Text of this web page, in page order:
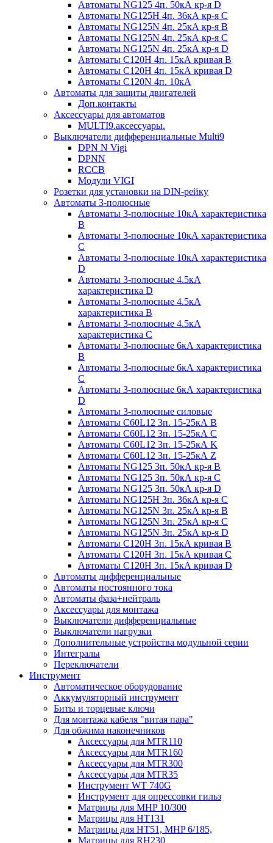
Автоматы NG125 4п. 50кА кр-я D
Автоматы NG125H 4п. 36кА кр-я C
Автоматы NG125N 4п. 25кА кр-я B
Автоматы NG125N 4п. 25кА кр-я C
Автоматы NG125N 4п. 25кА кр-я D
Автоматы С120H 4п. 15кА кривая B
Автоматы С120H 4п. 15кА кривая D
Автоматы С120N 4п. 10кА
Автоматы для защиты двигателей
Доп.контакты
Аксессуары для автоматов
MULTI9.аксессуары.
Выключатели дифференциальные Multi9
DPN N Vigi
DPNN
RCCB
Модули VIGI
Розетки для установки на DIN-рейку
Автоматы 3-полюсные
Автоматы 3-полюсные 10кА характеристика
B
Автоматы 3-полюсные 10кА характеристика
C
Автоматы 3-полюсные 10кА характеристика
D
Автоматы 3-полюсные 4.5кА
характеристика D
Автоматы 3-полюсные 4.5кА
характеристика В
Автоматы 3-полюсные 4.5кА
характеристика С
Автоматы 3-полюсные 6кА характеристика
B
Автоматы 3-полюсные 6кА характеристика
C
Автоматы 3-полюсные 6кА характеристика
D
Автоматы 3-полюсные силовые
Автоматы C60L12 3п. 15-25кА B
Автоматы C60L12 3п. 15-25кА C
Автоматы C60L12 3п. 15-25кА K
Автоматы C60L12 3п. 15-25кА Z
Автоматы NG125 3п. 50кА кр-я B
Автоматы NG125 3п. 50кА кр-я C
Автоматы NG125 3п. 50кА кр-я D
Автоматы NG125H 3п. 36кА кр-я C
Автоматы NG125N 3п. 25кА кр-я B
Автоматы NG125N 3п. 25кА кр-я C
Автоматы NG125N 3п. 25кА кр-я D
Автоматы С120Н 3п. 15кА кривая B
Автоматы С120Н 3п. 15кА кривая C
Автоматы С120Н 3п. 15кА кривая D
Автоматы дифференциальные
Автоматы постоянного тока
Автоматы фаза+нейтраль
Аксессуары для монтажа
Выключатели дифференциальные
Выключатели нагрузки
Дополнительные устройства модульной серии
Интегралы
Переключатели
Инструмент
Автоматическое оборудование
Аккумуляторный инструмент
Биты и торцевые ключи
Для монтажа кабеля "витая пара"
Для обжима наконечников
Аксессуары для MTR110
Аксессуары для MTR160
Аксессуары для MTR300
Аксессуары для MTR35
Инструмент WT 740G
Инструмент для опрессовки гильз
Матрицы для MHP 10/300
Матрицы для НТ131
Матрицы для НТ51, MHP 6/185,
Матрицы для RH230